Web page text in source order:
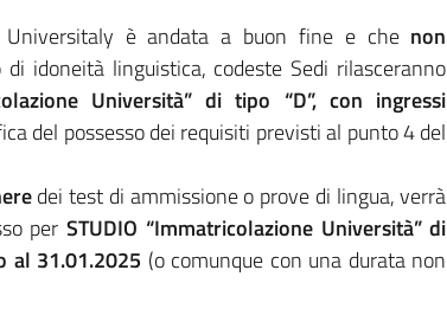
è andata a buon fine e che non
idoneità linguistica, codeste Sedi rilasceranno
Università” di tipo “D”, con ingressi
del possesso dei requisiti previsti al punto 4 del
dei test di ammissione o prove di lingua, verrà
perSTUDIO “Immatricolazione Università” di
al 31.01.2025 (o comunque con una durata non